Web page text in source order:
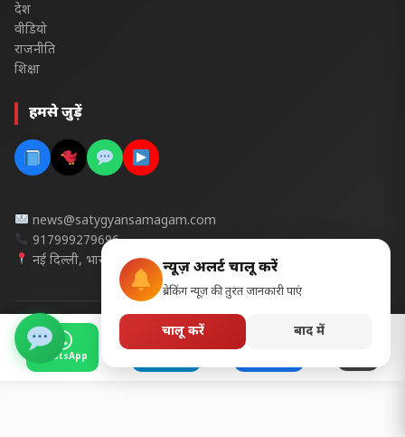
न्यूज़ अलर्ट चालू करें
ब्रेकिंग न्यूज़ की तुरंत जानकारी पाएं
चालू करें बाद में
WhatsApp
देश
वीडियो
राजनीति
शिक्षा
हमसे जुड़ें
news@satygyansamagam.com
917999279696
नई दिल्ली, भारत
© 2026 सत्यज्ञान समागम- सभी अधिकार सुरक्षित | Design & Developed
with
in India | Design by @ cgpscedu pradeep